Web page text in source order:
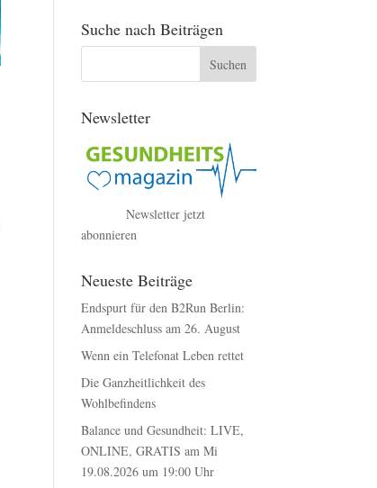
Suche nach Beiträgen
Newsletter
Newsletter jetzt
abonnieren
Neueste Beiträge
Endspurt für den B2Run Berlin:
Anmeldeschluss am 26. August
Wenn ein Telefonat Leben rettet
Die Ganzheitlichkeit des
Wohlbefindens
Balance und Gesundheit: LIVE,
ONLINE, GRATIS am Mi
19.08.2026 um 19:00 Uhr